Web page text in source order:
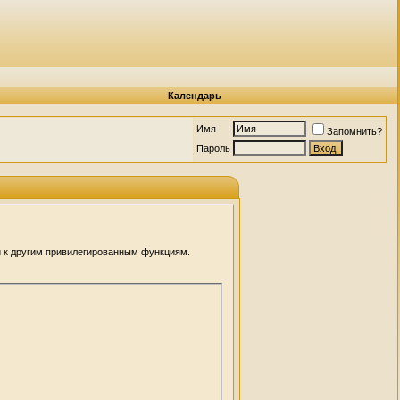
Календарь
Имя
Запомнить?
Пароль
другим привилегированным функциям.